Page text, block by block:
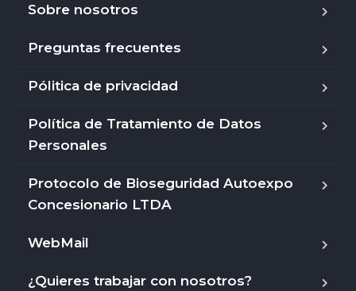
Sobre nosotros
Preguntas frecuentes
Pólitica de privacidad
Política de Tratamiento de Datos
Personales
Protocolo de Bioseguridad Autoexpo
Concesionario LTDA
WebMail
¿Quieres trabajar con nosotros?